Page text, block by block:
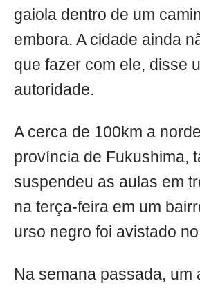
gaiola dentro de um
embora. A cidade ainda
que fazer com ele, disse
autoridade.
A cerca de 100km a
província de Fukushima,
suspendeu as aulas em
na terça-feira em um
urso negro foi avistado
Na semana passada, um